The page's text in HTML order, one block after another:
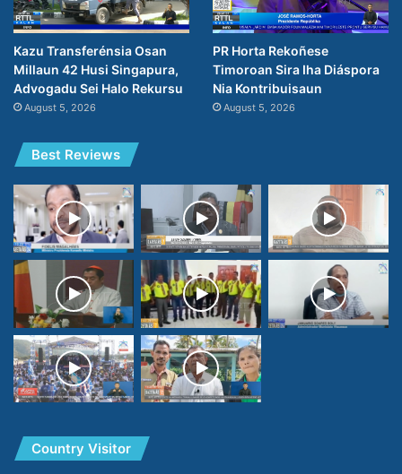
Kazu Transferénsia Osan
Millaun 42 Husi Singapura,
Advogadu Sei Halo Rekursu
August 5, 2026
PR Horta Rekoñese
Timoroan Sira Iha Diáspora
Nia Kontribuisaun
August 5, 2026
Best Reviews
Country Visitor